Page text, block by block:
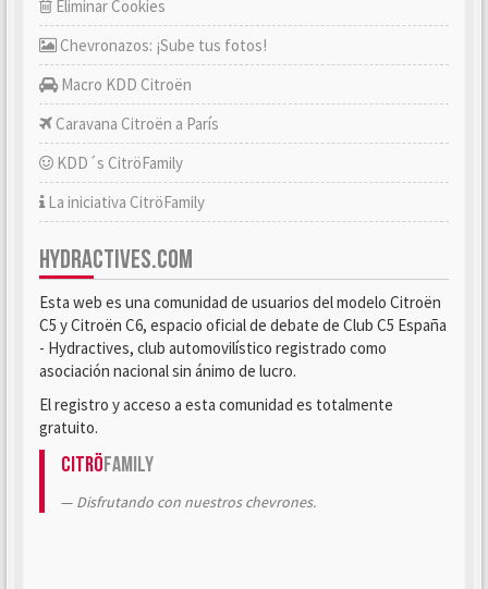
Eliminar Cookies
Chevronazos: ¡Sube tus fotos!
Macro KDD Citroën
Caravana Citroën a París
KDD´s CitröFamily
La iniciativa CitröFamily
HYDRACTIVES.COM
Esta web es una comunidad de usuarios del modelo Citroën
C5 y Citroën C6, espacio oficial de debate de Club C5 España
- Hydractives, club automovilístico registrado como
asociación nacional sin ánimo de lucro.
El registro y acceso a esta comunidad es totalmente
gratuito.
CitröFamily
Disfrutando con nuestros chevrones.